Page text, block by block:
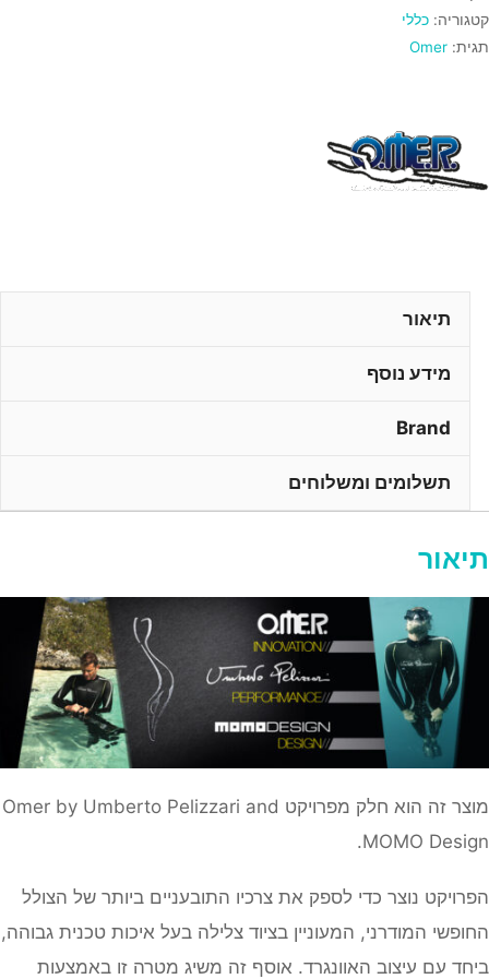
קטגוריה: כללי
תגית: Omer
תיאור
מידע נוסף
Brand
תשלומים ומשלוחים
תיאור
מוצר זה הוא חלק מפרויקט Omer by Umberto Pelizzari and
MOMO Design.
הפרויקט נוצר כדי לספק את צרכיו התובעניים ביותר של הצולל
החופשי המודרני, המעוניין בציוד צלילה בעל איכות טכנית גבוהה,
ביחד עם עיצוב האוונגרד. אוסף זה משיג מטרה זו באמצעות